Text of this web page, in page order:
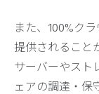
また、100%ク
提供されること
サーバーやスト
ェアの調達・保